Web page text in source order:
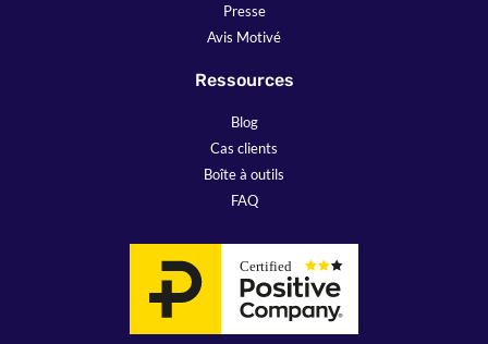
Presse
Avis Motivé
Ressources
Blog
Cas clients
Boîte à outils
FAQ